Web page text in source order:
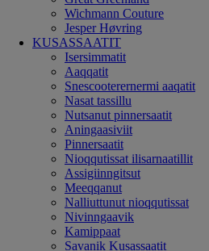
Wichmann Couture
Jesper Høvring
KUSASSAATIT
Isersimmatit
Aaqqatit
Snescooterernermi aaqatit
Nasat tassillu
Nutsanut pinnersaatit
Aningaasiviit
Pinnersaatit
Nioqqutissat ilisarnaatillit
Assigiinngitsut
Meeqqanut
Nalliuttunut nioqqutissat
Nivinngaavik
Kamippaat
Savanik Kusassaatit